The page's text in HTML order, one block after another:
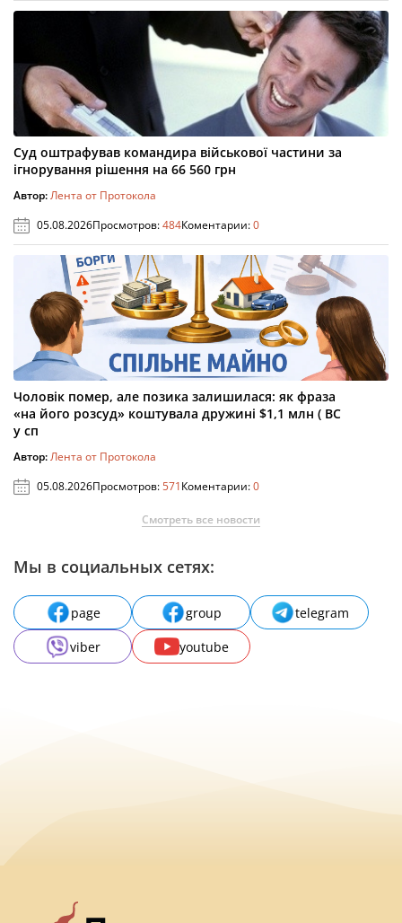
Суд оштрафував командира військової частини за
ігнорування рішення на 66 560 грн
Автор:Лента от Протокола
05.08.2026Просмотров:484Коментарии:0
Чоловік помер, але позика залишилася: як фраза
«на його розсуд» коштувала дружині $1,1 млн ( ВС
у сп
Автор:Лента от Протокола
05.08.2026Просмотров:571Коментарии:0
Смотреть все новости
Мы в социальных сетях:
page group
telegram
viber
youtube